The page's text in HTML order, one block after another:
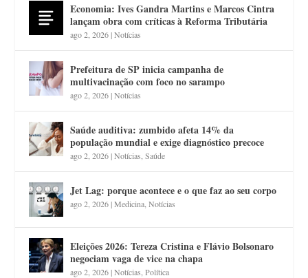
Economia: Ives Gandra Martins e Marcos Cintra
lançam obra com críticas à Reforma Tributária
ago 2, 2026|Notícias
Prefeitura de SP inicia campanha de
multivacinação com foco no sarampo
ago 2, 2026|Notícias
Saúde auditiva: zumbido afeta 14% da
população mundial e exige diagnóstico precoce
ago 2, 2026|Notícias ,Saúde
Jet Lag: porque acontece e o que faz ao seu corpo
ago 2, 2026|Medicina ,Notícias
Eleições 2026: Tereza Cristina e Flávio Bolsonaro
negociam vaga de vice na chapa
ago 2, 2026|Notícias ,Política